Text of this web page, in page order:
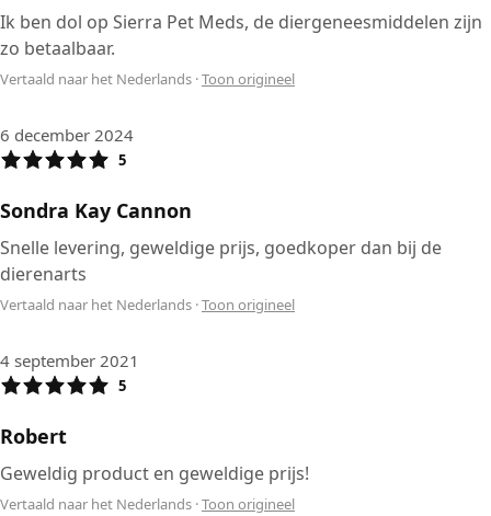
Ik ben dol op Sierra Pet Meds, de diergeneesmiddelen zijn
zo betaalbaar.
Vertaald naar het Nederlands ·Toon origineel
6 december 2024
5
Sondra Kay Cannon
Snelle levering, geweldige prijs, goedkoper dan bij de
dierenarts
Vertaald naar het Nederlands ·Toon origineel
4 september 2021
5
Robert
Geweldig product en geweldige prijs!
Vertaald naar het Nederlands ·Toon origineel